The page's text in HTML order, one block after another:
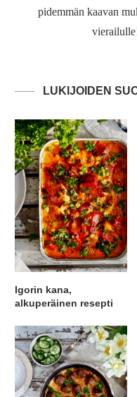
pidemmän kaavan
LUKIJOIDEN
Igorin kana,
alkuperäinen resepti